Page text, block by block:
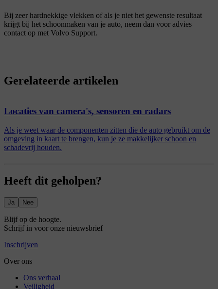
Bij zeer hardnekkige vlekken of als je niet het gewenste resultaat
krijgt bij het schoonmaken van je auto, neem dan voor advies
contact op met Volvo Support.
Gerelateerde artikelen
Locaties van camera's, sensoren en radars
Als je weet waar de componenten zitten die de auto gebruikt om de
omgeving in kaart te brengen, kun je ze makkelijker schoon en
schadevrij houden.
Heeft dit geholpen?
Ja Nee